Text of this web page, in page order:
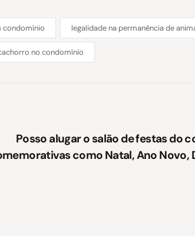
condomínio legalidade na permanência de
no condomínio
Posso alugar o salão de festas do
como Natal, Ano Novo,